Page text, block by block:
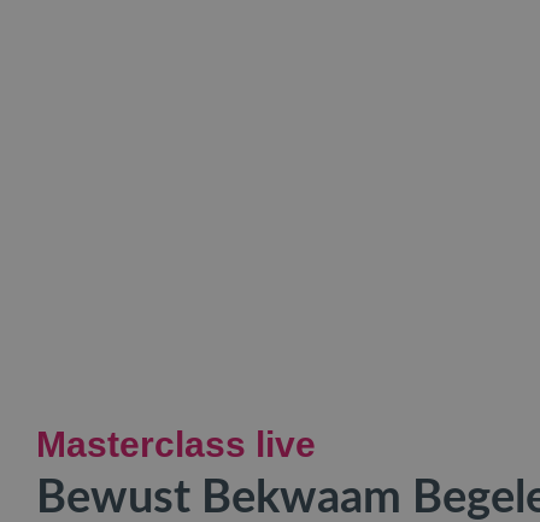
Masterclass live
Bewust Bekwaam